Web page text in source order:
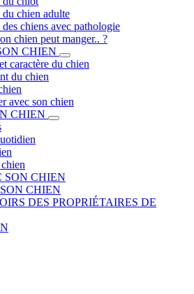
chien adulte
chiens avec pathologie
chien peut manger.. ?
CHIEN
caractère du chien
du chien
avec son chien
CHIEN
SON CHIEN
CHIEN
DES PROPRIÉTAIRES DE